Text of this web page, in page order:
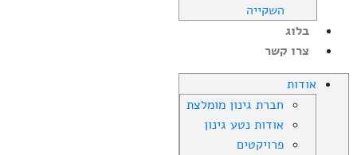
השקייה
בלוג
צרו קשר
אודות
חברת גינון מומלצת
אודות נטע גינון
פרויקטים